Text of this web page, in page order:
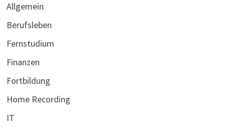
Allgemein
Berufsleben
Fernstudium
Finanzen
Fortbildung
Home Recording
IT